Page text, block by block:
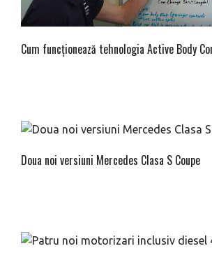
Cum funcționează tehnologia Active Body
Doua noi versiuni Mercedes Clasa S Coupe